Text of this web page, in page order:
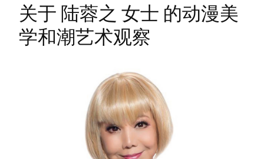
关于 陆蓉之 女士 的动漫美
学和潮艺术观察